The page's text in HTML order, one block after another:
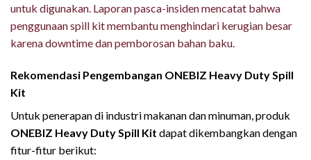
untuk digunakan. Laporan pasca-insiden mencatat bahwa
penggunaan spill kit membantu menghindari kerugian besar
karena downtime dan pemborosan bahan baku.
Rekomendasi Pengembangan ONEBIZ Heavy Duty Spill
Kit
Untuk penerapan di industri makanan dan minuman, produk
ONEBIZ Heavy Duty Spill Kit dapat dikembangkan dengan
fitur-fitur berikut: